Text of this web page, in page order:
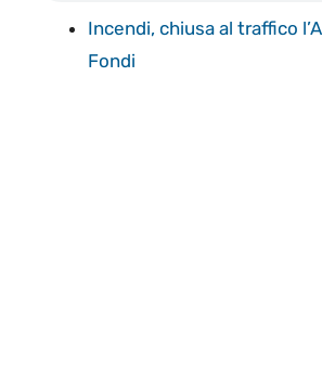
Incendi, chiusa al traffico
Fondi